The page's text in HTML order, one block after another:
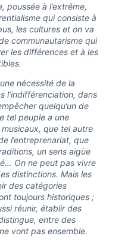
poussée à l’extrême,
qui consiste à
les cultures et on va
communautarisme qui
les différences et à les
nécessité de la
l’indifférenciation, dans
quelqu’un de
tel peuple a une
que tel autre
l’entreprenariat, que
un sens aigüe
On ne peut pas vivre
distinctions. Mais les
des catégories
toujours historiques ;
réunir, établir des
entre des
vont pas ensemble.